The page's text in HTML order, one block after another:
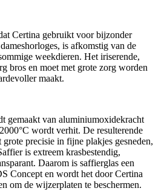
Certina gebruikt voor bijzonder
is afkomstig van de
weekdieren. Het iriserende,
bros en moet met grote zorg worden
maakt.
gemaakt van aluminiumoxidekracht
wordt verhit. De resulterende
precisie in fijne plakjes gesneden,
is extreem krasbestendig,
Daarom is saffierglas een
Concept en wordt het door Certina
om de wijzerplaten te beschermen.